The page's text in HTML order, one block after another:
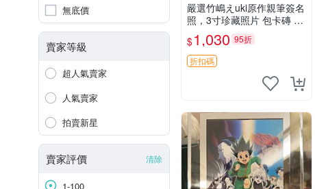
無底價
賣家等級
超人氣賣家
人氣賣家
拍賣新星
賣家評價 清除
1-100
嚴選竹嶋えuki原作親筆簽名
照，3寸珍藏照片 包卡磚 原
版周邊 周圍 簽名 照片
$1,030 95折
折扣碼